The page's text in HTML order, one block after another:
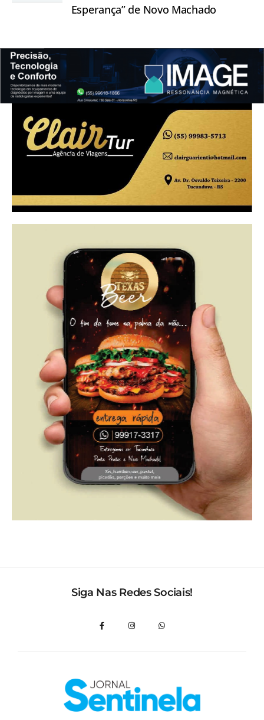
Esperança” de Novo Machado
Siga Nas Redes Sociais!